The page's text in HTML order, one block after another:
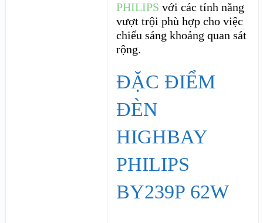
PHILIPS với các tính năng
vượt trội phù hợp cho việc
chiếu sáng khoảng quan sát
rộng.
ĐẶC ĐIỂM
ĐÈN
HIGHBAY
PHILIPS
BY239P 62W